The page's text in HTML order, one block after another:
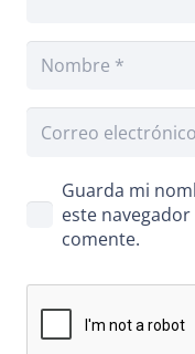
Guarda mi
este
comente.